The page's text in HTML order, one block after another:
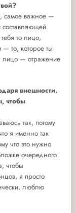
самое важное —
то лицо,
то, которое ты
лицо — отражение
внешности.
чтобы
так, потому
я именно так
что это нужно
очередного
чтобы
я просто
люблю